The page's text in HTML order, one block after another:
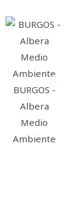
BURGOS -
Albera
Medio
Ambiente